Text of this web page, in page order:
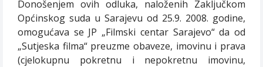
Donošenjem ovih odluka, naloženih Zaključkom
Općinskog suda u Sarajevu od 25.9. 2008. godine,
omogućava se JP „Filmski centar Sarajevo“ da od
„Sutjeska filma“ preuzme obaveze, imovinu i prava
(cjelokupnu pokretnu i nepokretnu imovinu,